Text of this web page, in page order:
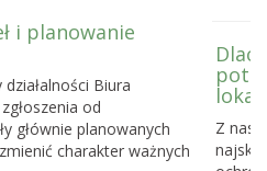
i planowanie
Biura
od
głównie planowanych
charakter ważnych
Z